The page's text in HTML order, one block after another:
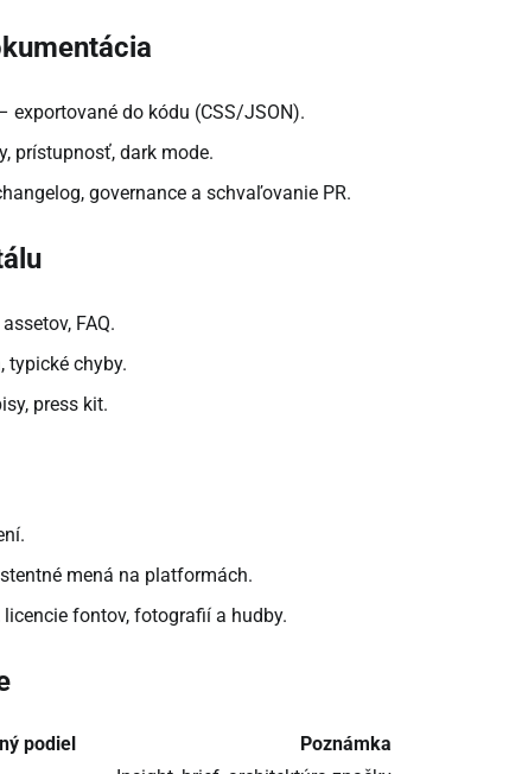
exportované do kódu (CSS/JSON).
prístupnosť, dark mode.
governance a schvaľovanie PR.
FAQ.
typické chyby.
press kit.
mená na platformách.
fontov, fotografií a hudby.
podiel
Poznámka